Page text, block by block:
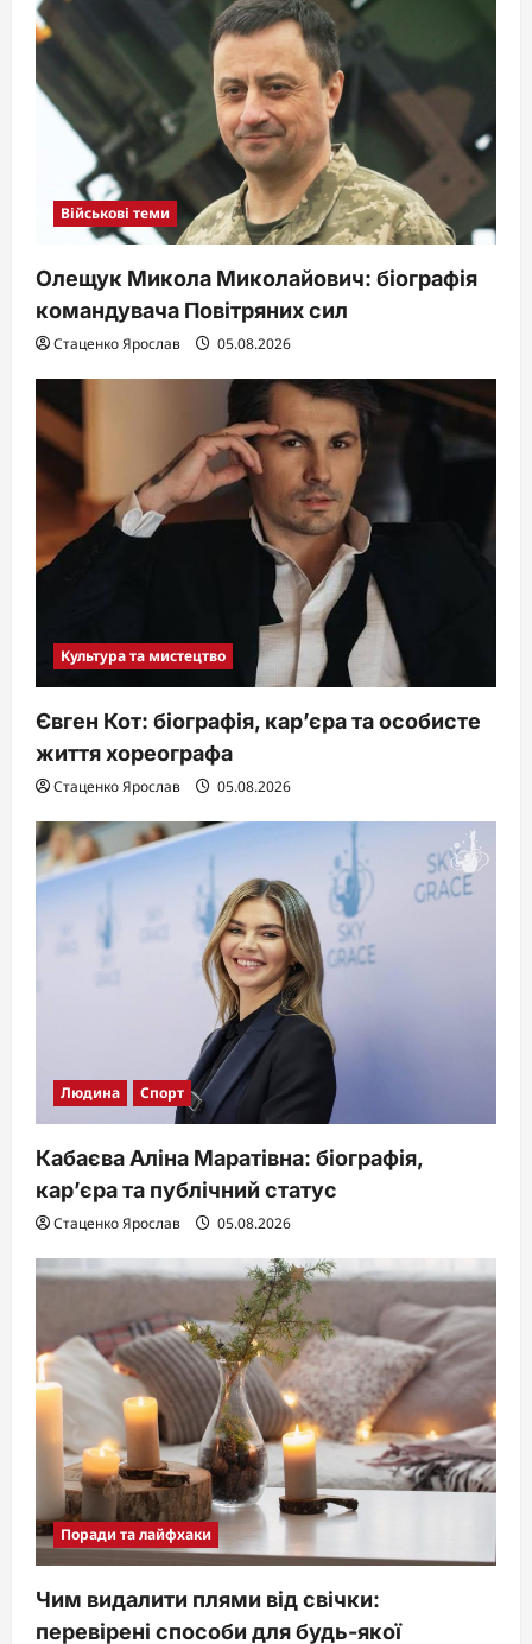
Військові теми
Олещук Микола Миколайович: біографія
командувача Повітряних сил
Стаценко Ярослав 05.08.2026
Культура та мистецтво
Євген Кот: біографія, кар’єра та особисте
життя хореографа
Стаценко Ярослав 05.08.2026
Людина Спорт
Кабаєва Аліна Маратівна: біографія,
кар’єра та публічний статус
Стаценко Ярослав 05.08.2026
Поради та лайфхаки
Чим видалити плями від свічки:
перевірені способи для будь-якої